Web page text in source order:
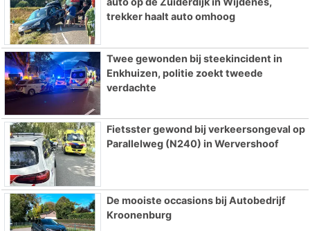
trekker haalt auto omhoog
Twee gewonden bij steekincident in
Enkhuizen, politie zoekt tweede
verdachte
Fietsster gewond bij verkeersongeval op
Parallelweg (N240) in Wervershoof
De mooiste occasions bij Autobedrijf
Kroonenburg